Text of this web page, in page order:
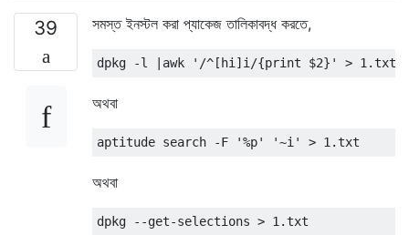
39 সমস্ত ইনস্টল করা প্যাকেজ তালিকাবদ্ধ করতে,
অথবা
অথবা